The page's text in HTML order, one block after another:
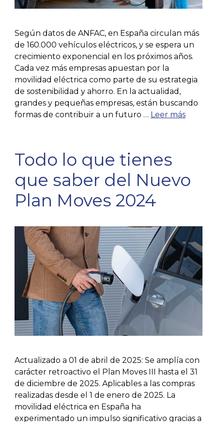
Según datos de ANFAC, en España circulan más
de 160.000 vehículos eléctricos, y se espera un
crecimiento exponencial en los próximos años.
Cada vez más empresas apuestan por la
movilidad eléctrica como parte de su estrategia
de sostenibilidad y ahorro. En la actualidad,
grandes y pequeñas empresas, están buscando
formas de contribuir a un futuro … Leer más
Todo lo que tienes
que saber del Nuevo
Plan Moves 2024
Actualizado a 01 de abril de 2025: Se amplía con
carácter retroactivo el Plan Moves III hasta el 31
de diciembre de 2025. Aplicables a las compras
realizadas desde el 1 de enero de 2025. La
movilidad eléctrica en España ha
experimentado un impulso significativo gracias a